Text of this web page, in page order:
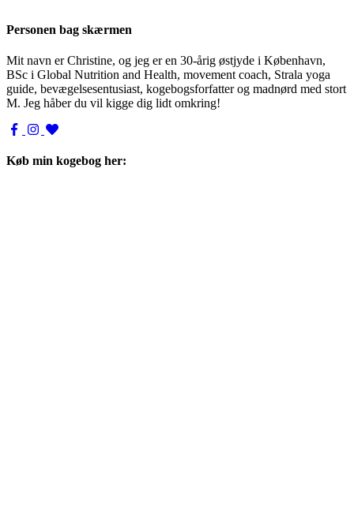
Personen bag skærmen
Mit navn er Christine, og jeg er en 30-årig østjyde i København,
BSc i Global Nutrition and Health, movement coach, Strala yoga
guide, bevægelsesentusiast, kogebogsforfatter og madnørd med stort
M. Jeg håber du vil kigge dig lidt omkring!
Køb min kogebog her: